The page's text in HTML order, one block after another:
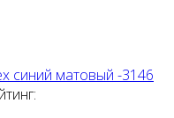
синий матовый -3146